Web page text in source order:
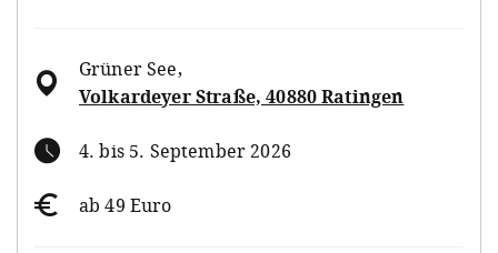
Grüner See,
Volkardeyer Straße, 40880 Ratingen
4. bis 5. September 2026
ab 49 Euro